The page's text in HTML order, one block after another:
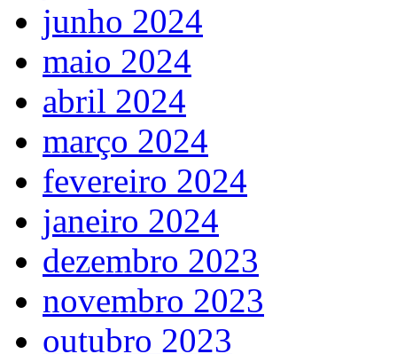
junho 2024
maio 2024
abril 2024
março 2024
fevereiro 2024
janeiro 2024
dezembro 2023
novembro 2023
outubro 2023